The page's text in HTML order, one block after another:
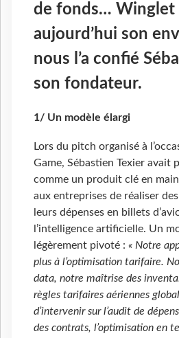
de fonds… Winglet
aujourd’hui son
nous l’a confié
son fondateur.
1/ Un modèle élargi
Lors du pitch organisé à
Game, Sébastien Texier avait
comme un produit clé en
aux entreprises de réaliser
leurs dépenses en billets
l’intelligence artificielle. Un
légèrement pivoté : « Notre
plus à l’optimisation tarifaire.
data, notre maîtrise des
règles tarifaires aériennes
d’intervenir sur l’audit de
des contrats, l’optimisation en